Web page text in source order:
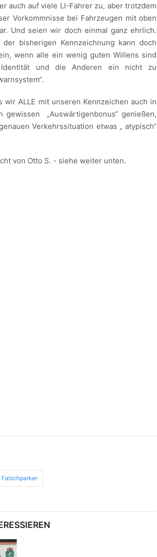
auch auf viele LI-Fahrer zu, aber trotzdem
Vorkommnisse bei Fahrzeugen mit oben
Und seien wir doch einmal ganz ehrlich.
bisherigen Kennzeichnung kann doch
wenn alle ein wenig guten Willens sind
und die Anderen ein nicht zu
ALLE mit unseren Kennzeichen auch in
gewissen „Auswärtigenbonus“ genießen,
Verkehrssituation etwas „ atypisch“
von Otto S. - siehe weiter unten.
Falschparker